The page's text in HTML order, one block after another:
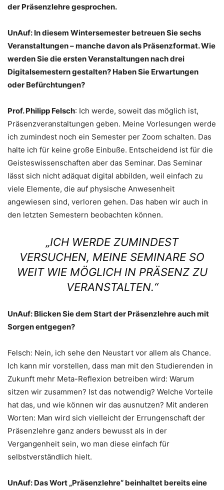
der Präsenzlehre gesprochen.
UnAuf: In diesem Wintersemester betreuen Sie sechs
Veranstaltungen – manche davon als Präsenzformat. Wie
werden Sie die ersten Veranstaltungen nach drei
Digitalsemestern gestalten? Haben Sie Erwartungen
oder Befürchtungen?
Prof. Philipp Felsch: Ich werde, soweit das möglich ist,
Präsenzveranstaltungen geben. Meine Vorlesungen werde
ich zumindest noch ein Semester per Zoom schalten. Das
halte ich für keine große Einbuße. Entscheidend ist für die
Geisteswissenschaften aber das Seminar. Das Seminar
lässt sich nicht adäquat digital abbilden, weil einfach zu
viele Elemente, die auf physische Anwesenheit
angewiesen sind, verloren gehen. Das haben wir auch in
den letzten Semestern beobachten können.
„ICH WERDE ZUMINDEST
VERSUCHEN, MEINE SEMINARE SO
WEIT WIE MÖGLICH IN PRÄSENZ ZU
VERANSTALTEN.“
UnAuf: Blicken Sie dem Start der Präsenzlehre auch mit
Sorgen entgegen?
Felsch: Nein, ich sehe den Neustart vor allem als Chance.
Ich kann mir vorstellen, dass man mit den Studierenden in
Zukunft mehr Meta-Reflexion betreiben wird: Warum
sitzen wir zusammen? Ist das notwendig? Welche Vorteile
hat das, und wie können wir das ausnutzen? Mit anderen
Worten: Man wird sich vielleicht der Errungenschaft der
Präsenzlehre ganz anders bewusst als in der
Vergangenheit sein, wo man diese einfach für
selbstverständlich hielt.
UnAuf: Das Wort „Präsenzlehre“ beinhaltet bereits eine